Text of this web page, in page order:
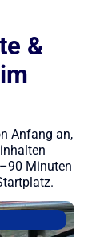
&
Anfang an,
Minuten